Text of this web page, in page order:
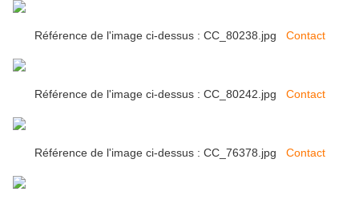
Référence de l'image ci-dessus : CC_80238.jpg Contact
Référence de l'image ci-dessus : CC_80242.jpg Contact
Référence de l'image ci-dessus : CC_76378.jpg Contact